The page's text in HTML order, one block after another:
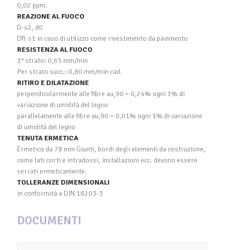
0,02 ppm.
REAZIONE AL FUOCO
D-s2, d0
Dfl-s1 in caso di utilizzo come rivestimento da pavimento
RESISTENZA AL FUOCO
1° strato: 0,65 mm/min
Per strato succ.: 0,80 mm/min cad.
RITIRO E DILATAZIONE
perpendicolarmente alle fibre au,90 = 0,24% ogni 1% di
variazione di umidità del legno
parallelamente alle fibre au,90 = 0,01% ogni 1% di variazione
di umidità del legno
TENUTA ERMETICA
Ermetico da 78 mm Giunti, bordi degli elementi da costruzione,
come lati corti e intradossi, installazioni ecc. devono essere
serrati ermeticamente.
TOLLERANZE DIMENSIONALI
in conformità a DIN 18203-3
DOCUMENTI